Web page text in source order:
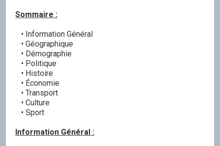
Sommaire :
• Information Général
• Géographique
• Démographie
• Politique
• Histoire
• Économie
• Transport
• Culture
• Sport
Information Général :